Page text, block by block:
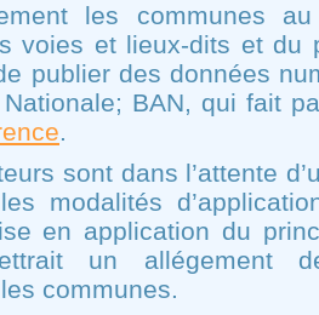
les communes
voies et lieux-dits et du
publier des données
BAN, qui fait
.
sont dans l’attente
modalités
en application du
un allégement
communes.